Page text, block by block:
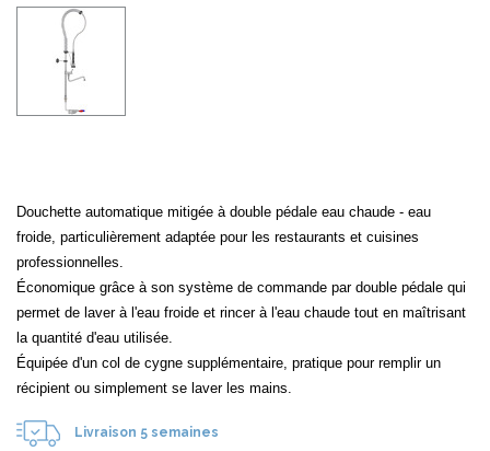
Douchette automatique mitigée à double pédale eau chaude - eau
froide, particulièrement adaptée pour les restaurants et cuisines
professionnelles.
Économique grâce à son système de commande par double pédale qui
permet de laver à l'eau froide et rincer à l'eau chaude tout en maîtrisant
la quantité d'eau utilisée.
Équipée d'un col de cygne supplémentaire, pratique pour remplir un
récipient ou simplement se laver les mains.
Livraison 5 semaines